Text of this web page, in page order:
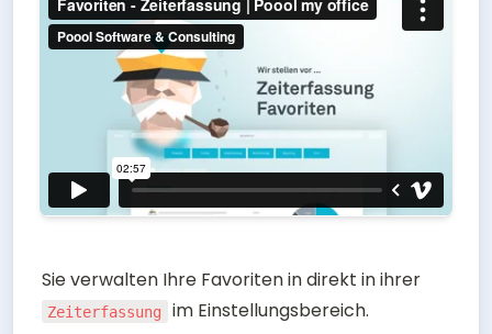
Zeiterfassung im Einstellungsbereich.